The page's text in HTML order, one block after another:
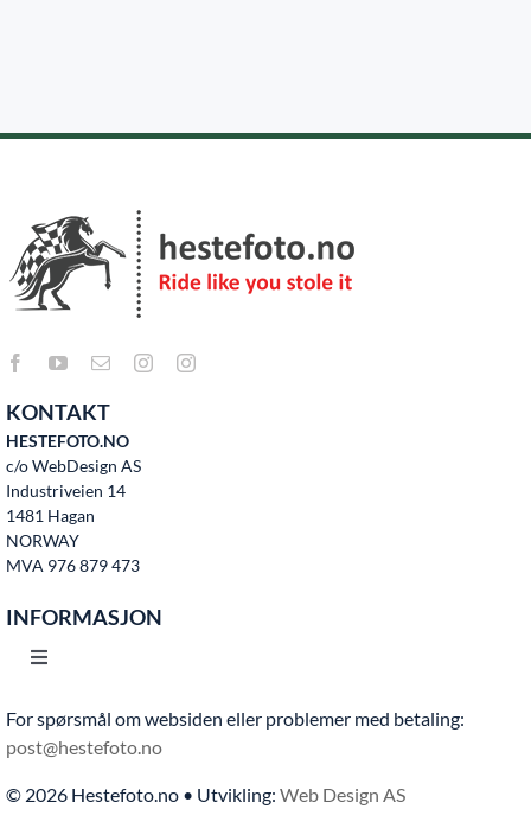
KONTAKT
HESTEFOTO.NO
c/o WebDesign AS
Industriveien 14
1481 Hagan
NORWAY
MVA 976 879 473
INFORMASJON
Toggle
Hjem
Bruksvilkår
For spørsmål om websiden eller problemer med betaling:
post@hestefoto.no
© 2026 Hestefoto.no • Utvikling: Web Design AS